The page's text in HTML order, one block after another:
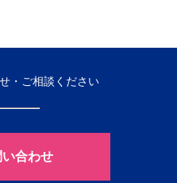
・ご相談ください
い合わせ